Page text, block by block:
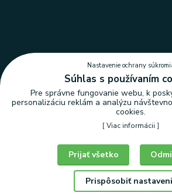
Nastavenie ochrany
Nastavenie ochrany
Súhlas s používaním
Pre správne fungovanie webu, k
personalizáciu reklám a analýzu
cookies.
[Viac informácii ]
Prispôsobiť
Prijať všetko